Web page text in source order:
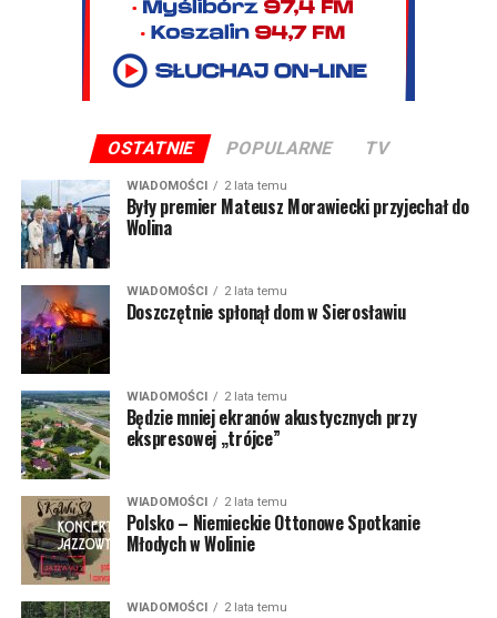
OSTATNIE POPULARNE TV
WIADOMOŚCI 2 lata temu
Były premier Mateusz Morawiecki przyjechał do
Wolina
WIADOMOŚCI 2 lata temu
Doszczętnie spłonął dom w Sierosławiu
WIADOMOŚCI 2 lata temu
Będzie mniej ekranów akustycznych przy
ekspresowej „trójce”
WIADOMOŚCI 2 lata temu
Polsko – Niemieckie Ottonowe Spotkanie
Młodych w Wolinie
WIADOMOŚCI 2 lata temu